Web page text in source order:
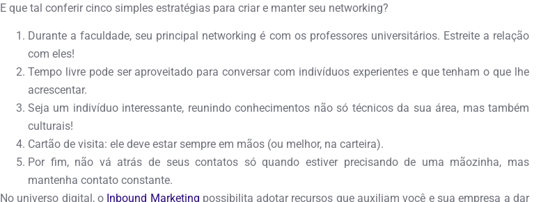
E que tal conferir cinco simples estratégias para criar e manter seu networking?
Durante a faculdade, seu principal networking é com os professores universitários. Estreite a relação
com eles!
Tempo livre pode ser aproveitado para conversar com indivíduos experientes e que tenham o que lhe
acrescentar.
Seja um indivíduo interessante, reunindo conhecimentos não só técnicos da sua área, mas também
culturais!
Cartão de visita: ele deve estar sempre em mãos (ou melhor, na carteira).
Por fim, não vá atrás de seus contatos só quando estiver precisando de uma mãozinha, mas
mantenha contato constante.
No universo digital, o Inbound Marketing possibilita adotar recursos que auxiliam você e sua empresa a dar